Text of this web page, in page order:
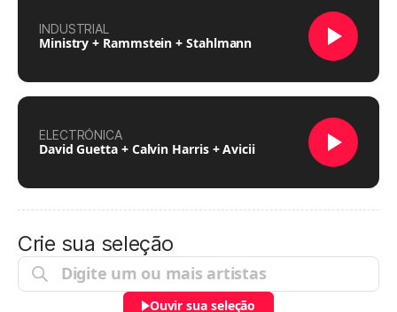
INDUSTRIAL
Ministry + Rammstein + Stahlmann
ELECTRÓNICA
David Guetta + Calvin Harris + Avicii
Crie sua seleção
Ouvir sua seleção